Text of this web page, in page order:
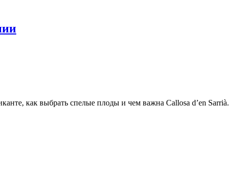
как выбрать спелые плоды и чем важна Callosa d’en Sarrià.